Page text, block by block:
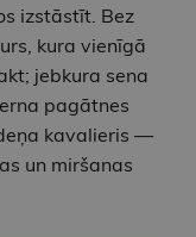
izstāstīt. Bez
kura ­vienīgā
jebkura sena
pagātnes
kavalieris —
un mir­šanas